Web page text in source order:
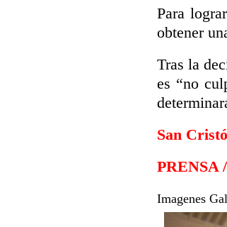
Para
obtener
Tras la
es “no
San
PRENSA
Imagenes